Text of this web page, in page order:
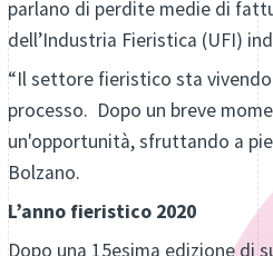
parlano di perdite medie di
dell’Industria Fieristica (UFI)
“Il settore fieristico sta
processo. Dopo un breve
un'opportunità, sfruttando a
Bolzano.
L’anno fieristico 2020
Dopo una 15esima edizione di